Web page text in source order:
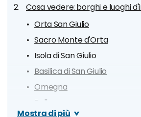
Cosa vedere: borghi e luoghi
Orta San Giulio
Sacro Monte d'Orta
Isola di San Giulio
Basilica di San Giulio
Omegna
Pella
Mostra di più